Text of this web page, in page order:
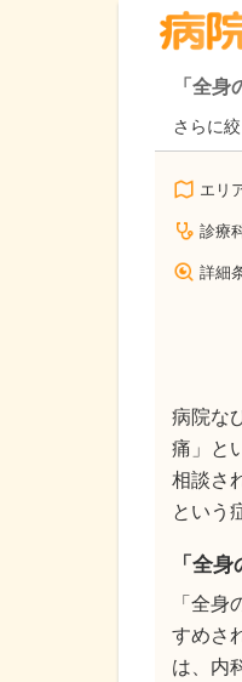
「全身
さらに
エリ
診療
詳細
病院な
痛」と
相談さ
という
「全
「全
すめさ
は、内